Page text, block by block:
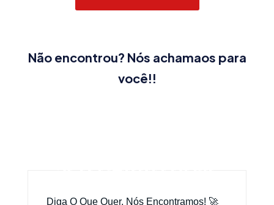
Não encontrou? Nós achamaos para
você!!
Diga O Que Quer, Nós Encontramos! 🚀